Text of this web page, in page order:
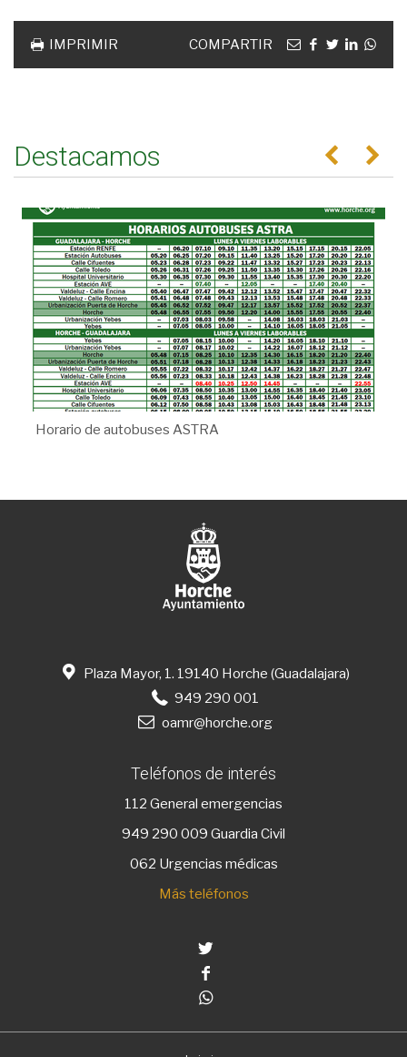
IMPRIMIR COMPARTIR Emailfacebook
twitterlinkedin
Destacamos Anterior
Horario de autobuses ASTRA
Plaza Mayor, 1. 19140 Horche (Guadalajara)
949 290 001
oamr@horche.org
Teléfonos de interés
112 General emergencias
949 290 009 Guardia Civil
062 Urgencias médicas
Más teléfonos